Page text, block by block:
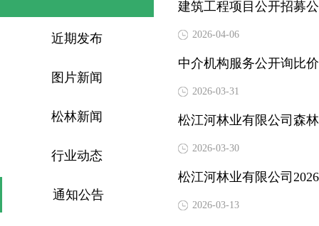
近期发布
图片新闻
松林新闻
行业动态
通知公告
建筑工程项目公开招募
2026-04-06
中介机构服务公开询比
2026-03-31
松江河林业有限公司森
2026-03-30
松江河林业有限公司
2026-03-13